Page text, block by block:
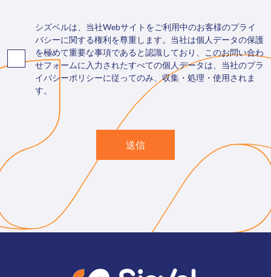
シズベルは、当社Webサイトをご利用中のお客様のプライ
バシーに関する権利を尊重します。当社は個人データの保護
を極めて重要な事項であると認識しており、このお問い合わ
せフォームに入力されたすべての個人データは、当社のプラ
イバシーポリシーに従ってのみ、収集・処理・使用されま
す。
送信